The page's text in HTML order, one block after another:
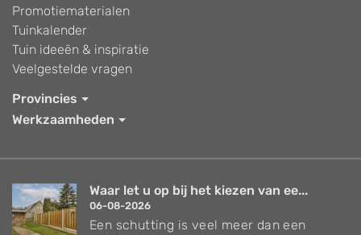
Promotiematerialen
Tuinkalender
Tuin ideeën & inspiratie
Veelgestelde vragen
Provincies
Werkzaamheden
Waar let u op bij het kiezen van ee...
06-08-2026
Een schutting is veel meer dan een